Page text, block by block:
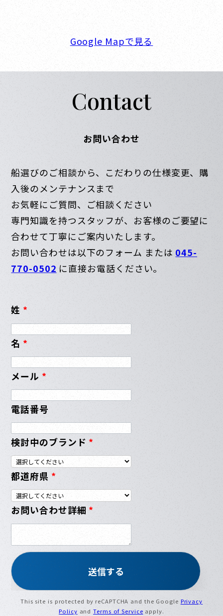
Google Mapで見る
Contact
お問い合わせ
船選びのご相談から、こだわりの仕様変更、購
入後のメンテナンスまで
お気軽にご質問、ご相談ください
専門知識を持つスタッフが、お客様のご要望に
合わせて丁寧にご案内いたします。
お問い合わせは以下のフォーム または 045-
770-0502 に直接お電話ください。
姓 *
名 *
メール *
電話番号
検討中のブランド *
都道府県 *
お問い合わせ詳細 *
This site is protected by reCAPTCHA and the Google Privacy
Policy andTerms of Service apply.